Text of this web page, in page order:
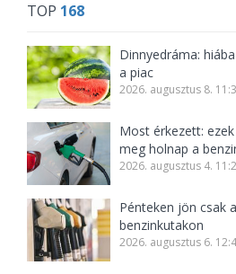
TOP 168
Dinnyedráma:
a piac
2026. augusztus 8.
Most érkezett:
meg holnap a
2026. augusztus 4.
Pénteken jön csak
benzinkutakon
2026. augusztus 6.